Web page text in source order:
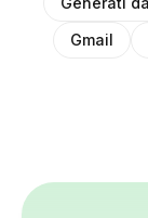
Gmail